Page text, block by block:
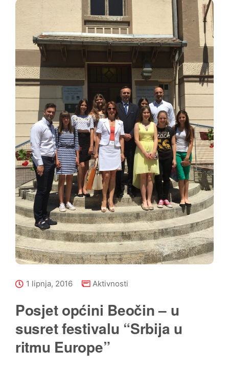
1 lipnja, 2016 Aktivnosti
Posjet općini Beočin – u
susret festivalu “Srbija u
ritmu Europe”